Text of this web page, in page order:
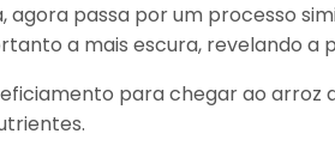
agora passa por um processo
a mais escura, revelando a
para chegar ao